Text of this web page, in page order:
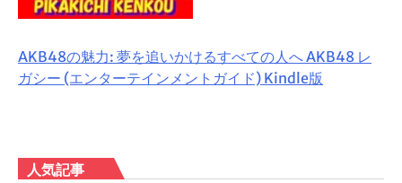
AKB48の魅力: 夢を追いかけるすべての人へ AKB48 レ
ガシー (エンターテインメントガイド) Kindle版
人気記事